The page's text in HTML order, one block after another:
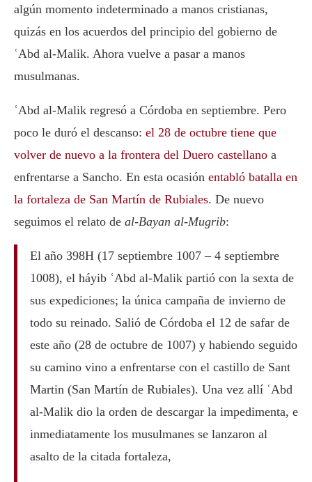
algún momento indeterminado a manos cristianas,
quizás en los acuerdos del principio del gobierno de
ʿAbd al-Malik. Ahora vuelve a pasar a manos
musulmanas.
ʿAbd al-Malik regresó a Córdoba en septiembre. Pero
poco le duró el descanso: el 28 de octubre tiene que
volver de nuevo a la frontera del Duero castellano a
enfrentarse a Sancho. En esta ocasión entabló batalla en
la fortaleza de San Martín de Rubiales. De nuevo
seguimos el relato de al-Bayan al-Mugrib:
El año 398H (17 septiembre 1007 – 4 septiembre
1008), el háyib ʿAbd al-Malik partió con la sexta de
sus expediciones; la única campaña de invierno de
todo su reinado. Salió de Córdoba el 12 de safar de
este año (28 de octubre de 1007) y habiendo seguido
su camino vino a enfrentarse con el castillo de Sant
Martin (San Martín de Rubiales). Una vez allí ʿAbd
al-Malik dio la orden de descargar la impedimenta, e
inmediatamente los musulmanes se lanzaron al
asalto de la citada fortaleza,